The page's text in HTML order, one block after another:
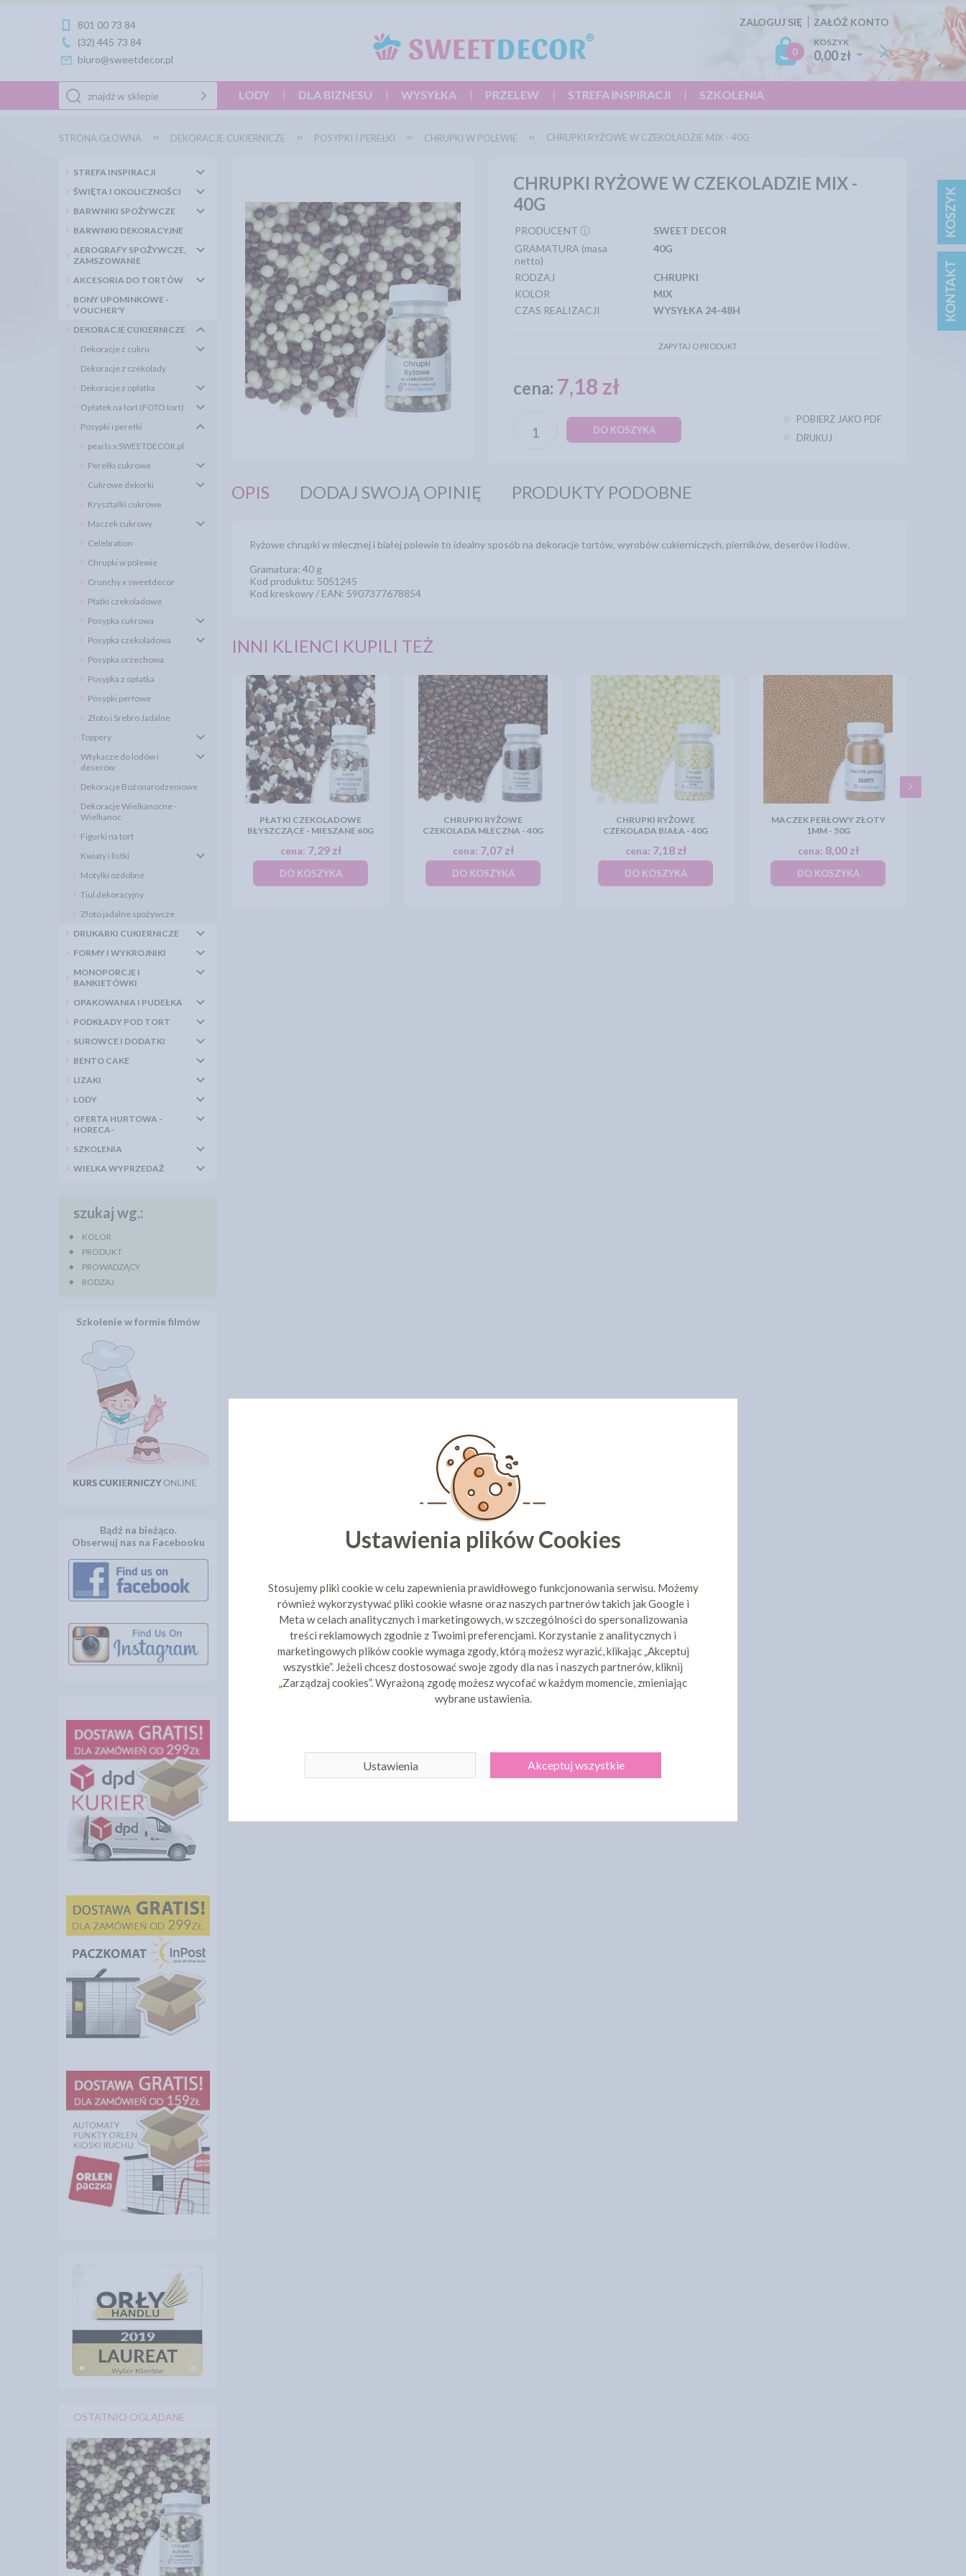
801 00 73 84
(32) 445 73 84
biuro@sweetdecor.pl
ZALOGUJ SIĘ ZAŁÓŻ KONTO
0
KOSZYK
0,00 zł
LODY DLA BIZNESU WYSYŁKA PRZELEW STREFA INSPIRACJI SZKOLENIA
STRONA GŁÓWNA DEKORACJE CUKIERNICZE POSYPKI I PEREŁKI CHRUPKI W POLEWIE CHRUPKI RYŻOWE W CZEKOLADZIE MIX - 40G
STREFA INSPIRACJI
ŚWIĘTA I OKOLICZNOŚCI
BARWNIKI SPOŻYWCZE
BARWNIKI DEKORACYJNE
AEROGRAFY SPOŻYWCZE,
ZAMSZOWANIE
AKCESORIA DO TORTÓW
BONY UPOMINKOWE -
VOUCHER'Y
DEKORACJE CUKIERNICZE
Dekoracje z cukru
Dekoracje z czekolady
Dekoracje z opłatka
Opłatek na tort (FOTO tort)
Posypki i perełki
pearls x SWEETDECOR.pl
Perełki cukrowe
Cukrowe dekorki
Kryształki cukrowe
Maczek cukrowy
Celebration
Chrupki w polewie
Crunchy x sweetdecor
Płatki czekoladowe
Posypka cukrowa
Posypka czekoladowa
Posypka orzechowa
Posypka z opłatka
Posypki perłowe
Złoto i Srebro Jadalne
Toppery
Wtykacze do lodów i
deserów
Dekoracje Bożonarodzeniowe
Dekoracje Wielkanocne -
Wielkanoc
Figurki na tort
Kwiaty i listki
Motylki ozdobne
Tiul dekoracyjny
Złoto jadalne spożywcze
DRUKARKI CUKIERNICZE
FORMY I WYKROJNIKI
MONOPORCJE I
BANKIETÓWKI
OPAKOWANIA I PUDEŁKA
PODKŁADY POD TORT
SUROWCE I DODATKI
BENTO CAKE
LIZAKI
LODY
OFERTA HURTOWA -
HORECA-
SZKOLENIA
WIELKA WYPRZEDAŻ
szukaj wg.:
KOLOR
PRODUKT
PROWADZĄCY
RODZAJ
Szkolenie w formie filmów
Bądź na bieżąco.
Obserwuj nas na Facebooku
OSTATNIO OGLĄDANE
CHRUPKI RYŻOWE W CZEKOLADZIE MIX -
40G
PRODUCENT ⓘ
SWEET DECOR
GRAMATURA (masa
netto)
40G
RODZAJ
CHRUPKI
KOLOR
MIX
CZAS REALIZACJI
WYSYŁKA 24-48H
ZAPYTAJ O PRODUKT
cena: 7,18 zł
DO KOSZYKA
POBIERZ JAKO PDF
DRUKUJ
OPIS DODAJ SWOJĄ OPINIĘ PRODUKTY PODOBNE
Ryżowe chrupki w mlecznej i białej polewie to idealny sposób na dekoracje tortów, wyrobów cukierniczych, pierników, deserów i lodów.
Gramatura: 40 g
Kod produktu: 5051245
Kod kreskowy / EAN: 5907377678854
INNI KLIENCI KUPILI TEŻ
PŁATKI CZEKOLADOWE
BŁYSZCZĄCE - MIESZANE 60G
cena: 7,29 zł
DO KOSZYKA
CHRUPKI RYŻOWE
CZEKOLADA MLECZNA - 40G
cena: 7,07 zł
DO KOSZYKA
CHRUPKI RYŻOWE
CZEKOLADA BIAŁA - 40G
cena: 7,18 zł
DO KOSZYKA
MACZEK PERŁOWY ZŁOTY
1MM - 50G
cena: 8,00 zł
DO KOSZYKA
Ustawienia plików Cookies
Stosujemy pliki cookie w celu zapewnienia prawidłowego funkcjonowania serwisu. Możemy
również wykorzystywać pliki cookie własne oraz naszych partnerów takich jak Google i
Meta w celach analitycznych i marketingowych, w szczególności do spersonalizowania
treści reklamowych zgodnie z Twoimi preferencjami. Korzystanie z analitycznych i
marketingowych plików cookie wymaga zgody, którą możesz wyrazić, klikając „Akceptuj
wszystkie”. Jeżeli chcesz dostosować swoje zgody dla nas i naszych partnerów, kliknij
„Zarządzaj cookies”. Wyrażoną zgodę możesz wycofać w każdym momencie, zmieniając
wybrane ustawienia.
Ustawienia Akceptuj wszystkie